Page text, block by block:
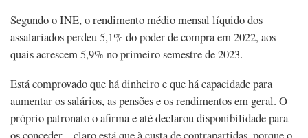
Segundo o INE, o rendimento médio mensal líquido dos
assalariados perdeu 5,1% do poder de compra em 2022, aos
quais acrescem 5,9% no primeiro semestre de 2023.
Está comprovado que há dinheiro e que há capacidade para
aumentar os salários, as pensões e os rendimentos em geral. O
próprio patronato o afirma e até declarou disponibilidade para
os conceder – claro está que à custa de contrapartidas, porque o